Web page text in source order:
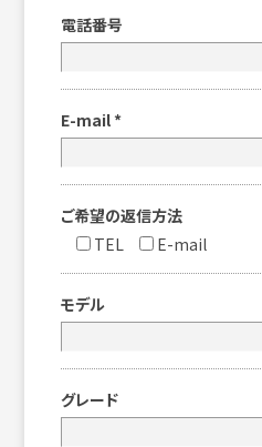
電話番号
E-mail *
ご希望の返信方法
TEL
E-mail
モデル
グレード